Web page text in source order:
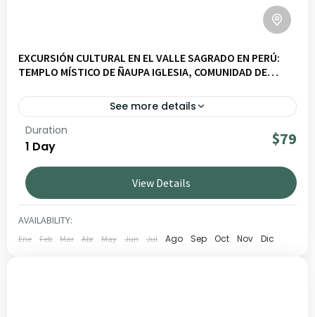
EXCURSIÓN CULTURAL EN EL VALLE SAGRADO EN PERÚ:
TEMPLO MÍSTICO DE ÑAUPA IGLESIA, COMUNIDAD DE
See more details
Descubre Moray Slow – Naupa Iglesia – Misminay –
Moray en un viaje por paisajes andinos, cultura viva y
comunidades locales. Ideal para viajeros que buscan
experiencias auténticas y responsables en Perú.
VALLE SAGRADO
BAJO
1 PERSON
Duration
1 Day $79
View Details
AVAILABILITY:
Ene Feb Mar Abr May Jun Jul Ago Sep Oct Nov Dic